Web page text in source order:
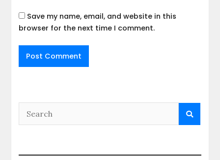
Save my name, email, and website in this
browser for the next time I comment.